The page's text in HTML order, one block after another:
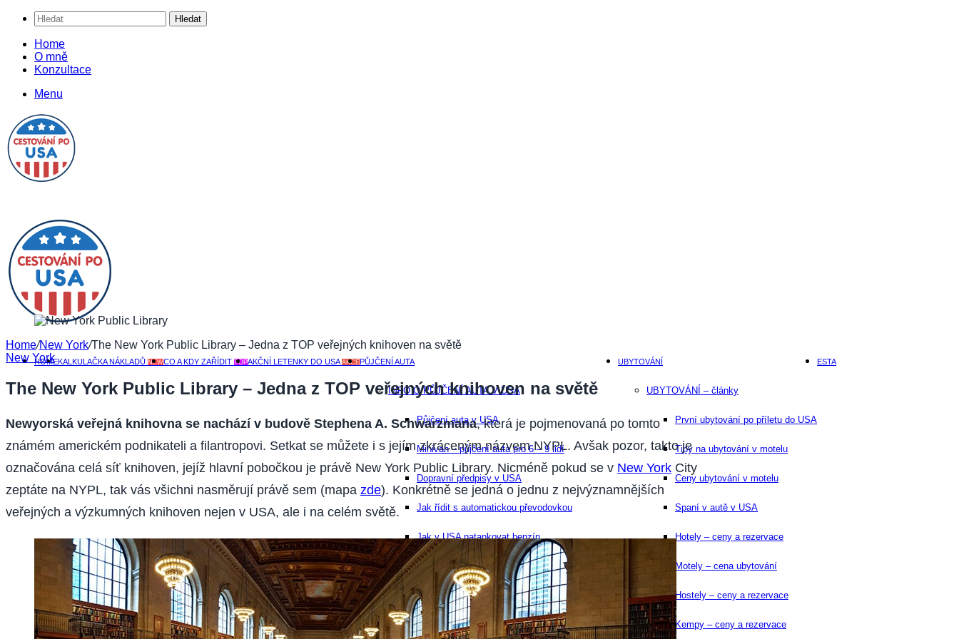
Hledat
Home
O mně
Konzultace
Menu
HOMEKALKULAČKA NÁKLADŮ NEWCO A KDY ZAŘÍDIT TOPAKČNÍ LETENKY DO USA AKCEPŮJČENÍ AUTA
INFO O PŮJČENÍ AUTA V USA
Půjčení auta v USA
Minivan – půjčení auta pro 6 – 9 lidí
Dopravní předpisy v USA
Jak řídit s automatickou převodovkou
Jak v USA natankovat benzín
Cena benzínu v USA
Jak v USA koupit auto
Spaní v autě na cestpách po USA
UBYTOVÁNÍ
UBYTOVÁNÍ – články
První ubytování po příletu do USA
Tipy na ubytování v motelu
Ceny ubytování v motelu
Spaní v autě v USA
Hotely – ceny a rezervace
Motely – cena ubytování
Hostely – ceny a rezervace
Kempy – ceny a rezervace
ESTA
Home/New York/The New York Public Library – Jedna z TOP veřejných knihoven na světě
New York
The New York Public Library – Jedna z TOP veřejných knihoven na světě
Newyorská veřejná knihovna se nachází v budově Stephena A. Schwarzmana, která je pojmenovaná po tomto
známém americkém podnikateli a filantropovi. Setkat se můžete i s jejím zkráceným názvem NYPL. Avšak pozor, takto je
označována celá síť knihoven, jejíž hlavní pobočkou je právě New York Public Library. Nicméně pokud se v New York City
zeptáte na NYPL, tak vás všichni nasměrují právě sem (mapa zde). Konkrétně se jedná o jednu z nejvýznamnějších
veřejných a výzkumných knihoven nejen v USA, ale i na celém světě.